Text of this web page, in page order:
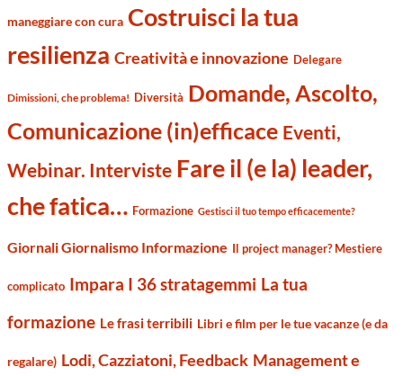
maneggiare con cura Costruisci la tua
resilienza Creatività e innovazione Delegare
Dimissioni, che problema! Diversità Domande, Ascolto,
Comunicazione (in)efficace Eventi,
Webinar. Interviste Fare il (e la) leader,
che fatica… Formazione Gestisci il tuo tempo efficacemente?
Giornali Giornalismo Informazione Il project manager? Mestiere
complicato Impara I 36 stratagemmi La tua
formazione Le frasi terribili Libri e film per le tue vacanze (e da
regalare) Lodi, Cazziatoni, Feedback Management e